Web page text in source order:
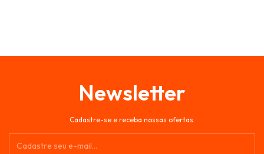
Newsletter
Cadastre-se e receba nossas ofertas.